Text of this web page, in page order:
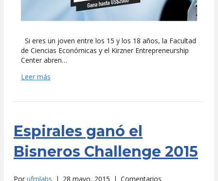
Si eres un joven entre los 15 y los 18 años, la Facultad
de Ciencias Económicas y el Kirzner Entrepreneurship
Center abren…
Leer más
Espirales ganó el
Bisneros Challenge 2015
Por ufmlabs | 28 mayo, 2015 | Comentarios